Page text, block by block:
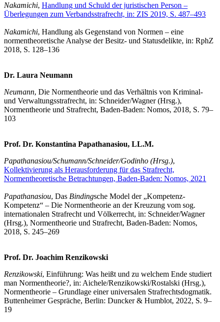
Nakamichi, Handlung und Schuld der juristischen Person –
Überlegungen zum Verbandsstrafrecht, in: ZIS 2019, S. 487–493
Nakamichi, Handlung als Gegenstand von Normen – eine
normentheoretische Analyse der Besitz- und Statusdelikte, in: RphZ
2018, S. 128–136
Dr. Laura Neumann
Neumann, Die Normentheorie und das Verhältnis von Kriminal-
und Verwaltungs­strafrecht, in: Schneider/Wagner (Hrsg.),
Normentheorie und Strafrecht, Baden-Baden: Nomos, 2018, S. 79–
103
Prof. Dr. Konstantina Papathanasiou, LL.M.
Papathanasiou/Schumann/Schneider/Godinho (Hrsg.),
Kollektivierung als Herausforderung für das Strafrecht,
Normentheoretische Betrachtungen, Baden-Baden: Nomos, 2021
Papathanasiou, Das Bindingsche Model der „Kompetenz-
Kompetenz“ – Die Normentheorie an der Kreuzung vom sog.
internationalen Strafrecht und Völkerrecht, in: Schneider/Wagner
(Hrsg.), Normentheorie und Strafrecht, Baden-Baden: Nomos,
2018, S. 245–269
Prof. Dr. Joachim Renzikowski
Renzikowski, Einführung: Was heißt und zu welchem Ende studiert
man Normentheorie?, in: Aichele/Renzikowski/Rostalski (Hrsg.),
Normentheorie – Grundlage einer universalen Strafrechtsdogmatik.
Buttenheimer Gespräche, Berlin: Duncker & Humblot, 2022, S. 9–
19